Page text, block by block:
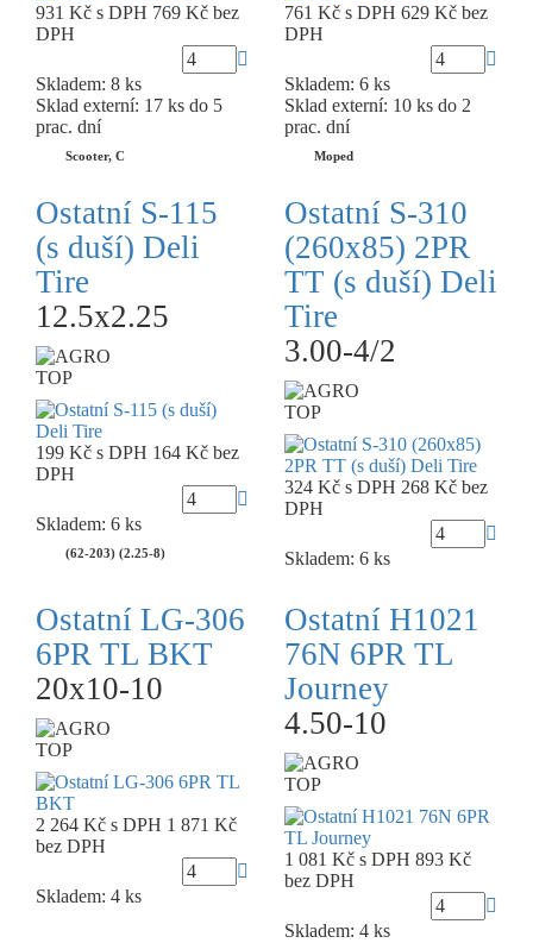
931 Kč s DPH 769 Kč bez
DPH
Skladem: 8 ks
Sklad externí: 17 ks do 5
prac. dní
Scooter, C
761 Kč s DPH 629 Kč bez
DPH
Skladem: 6 ks
Sklad externí: 10 ks do 2
prac. dní
Moped
Ostatní S-115
(s duší) Deli
Tire
12.5x2.25
TOP
199 Kč s DPH 164 Kč bez
DPH
Skladem: 6 ks
(62-203) (2.25-8)
Ostatní S-310
(260x85) 2PR
TT (s duší) Deli
Tire
3.00-4/2
TOP
324 Kč s DPH 268 Kč bez
DPH
Skladem: 6 ks
Ostatní LG-306
6PR TL BKT
20x10-10
TOP
2 264 Kč s DPH 1 871 Kč
bez DPH
Skladem: 4 ks
Ostatní H1021
76N 6PR TL
Journey
4.50-10
TOP
1 081 Kč s DPH 893 Kč
bez DPH
Skladem: 4 ks